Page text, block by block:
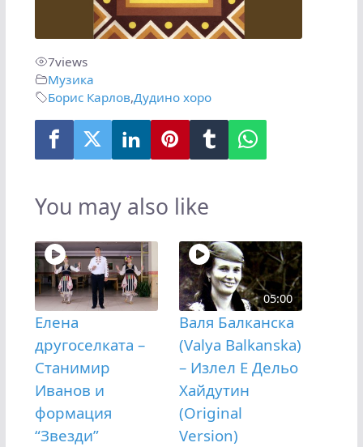
7views
Музика
Борис Карлов,Дудино хоро
You may also like
Елена
другоселката –
Станимир
Иванов и
формация
“Звезди”
05:00
Валя Балканска
(Valya Balkanska)
– Излел Е Дельо
Хайдутин
(Original
Version)